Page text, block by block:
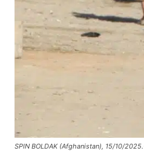
SPIN BOLDAK (Afghanistan), 15/10/